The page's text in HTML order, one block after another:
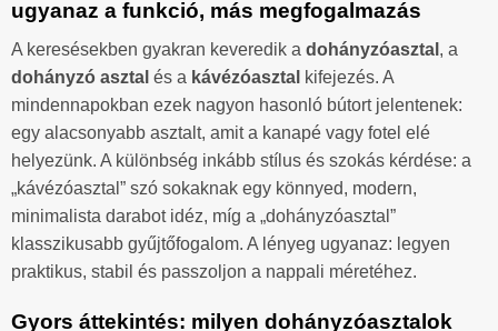
ugyanaz a funkció, más megfogalmazás
A keresésekben gyakran keveredik a dohányzóasztal , a
dohányzó asztal és a kávézóasztal kifejezés. A
mindennapokban ezek nagyon hasonló bútort jelentenek:
egy alacsonyabb asztalt, amit a kanapé vagy fotel elé
helyezünk. A különbség inkább stílus és szokás kérdése: a
„kávézóasztal” szó sokaknak egy könnyed, modern,
minimalista darabot idéz, míg a „dohányzóasztal”
klasszikusabb gyűjtőfogalom. A lényeg ugyanaz: legyen
praktikus, stabil és passzoljon a nappali méretéhez.
Gyors áttekintés: milyen dohányzóasztalok